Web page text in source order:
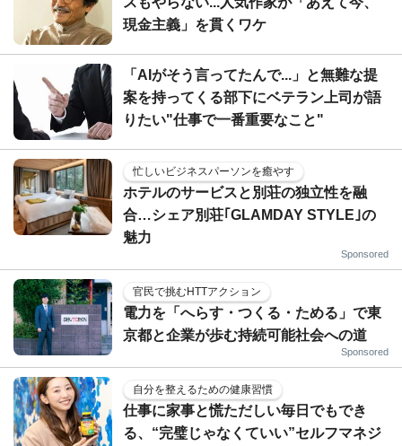
現金主義」を貫くワケ
「AIがそう言ってたんで...」と無難な提
案を持ってくる部下にベテラン上司が語
りたい"仕事で一番重要なこと"
忙しいビジネスパーソンを癒やす
ホテルのサービスと別荘の独立性を融
合…シェア別荘｢GLAMDAY STYLE｣の
魅力
Sponsored
官民で挑むHTTアクション
電力を「へらす・つくる・ためる」で東
京都と企業が歩む持続可能社会への道
Sponsored
自分を整えるための健康習慣
仕事に家事と慌ただしい毎日でもでき
る、“完璧じゃなくていい”セルフマネジ